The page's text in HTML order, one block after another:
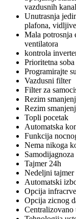
vazdusnih
Unutrasnja
plafona,
Mala potrosnja
ventilatora
kontrola
Prioritetna soba
Programirajte
Vazdusni filter
Filter za
Rezim
Rezim
Topli pocetak
Automatska
Funkcija
Nema nikoga
Samodijagnoza
Tajmer 24h
Nedeljni tajmer
Automatski
Opcija
Opcija zicnog
Centralizovano